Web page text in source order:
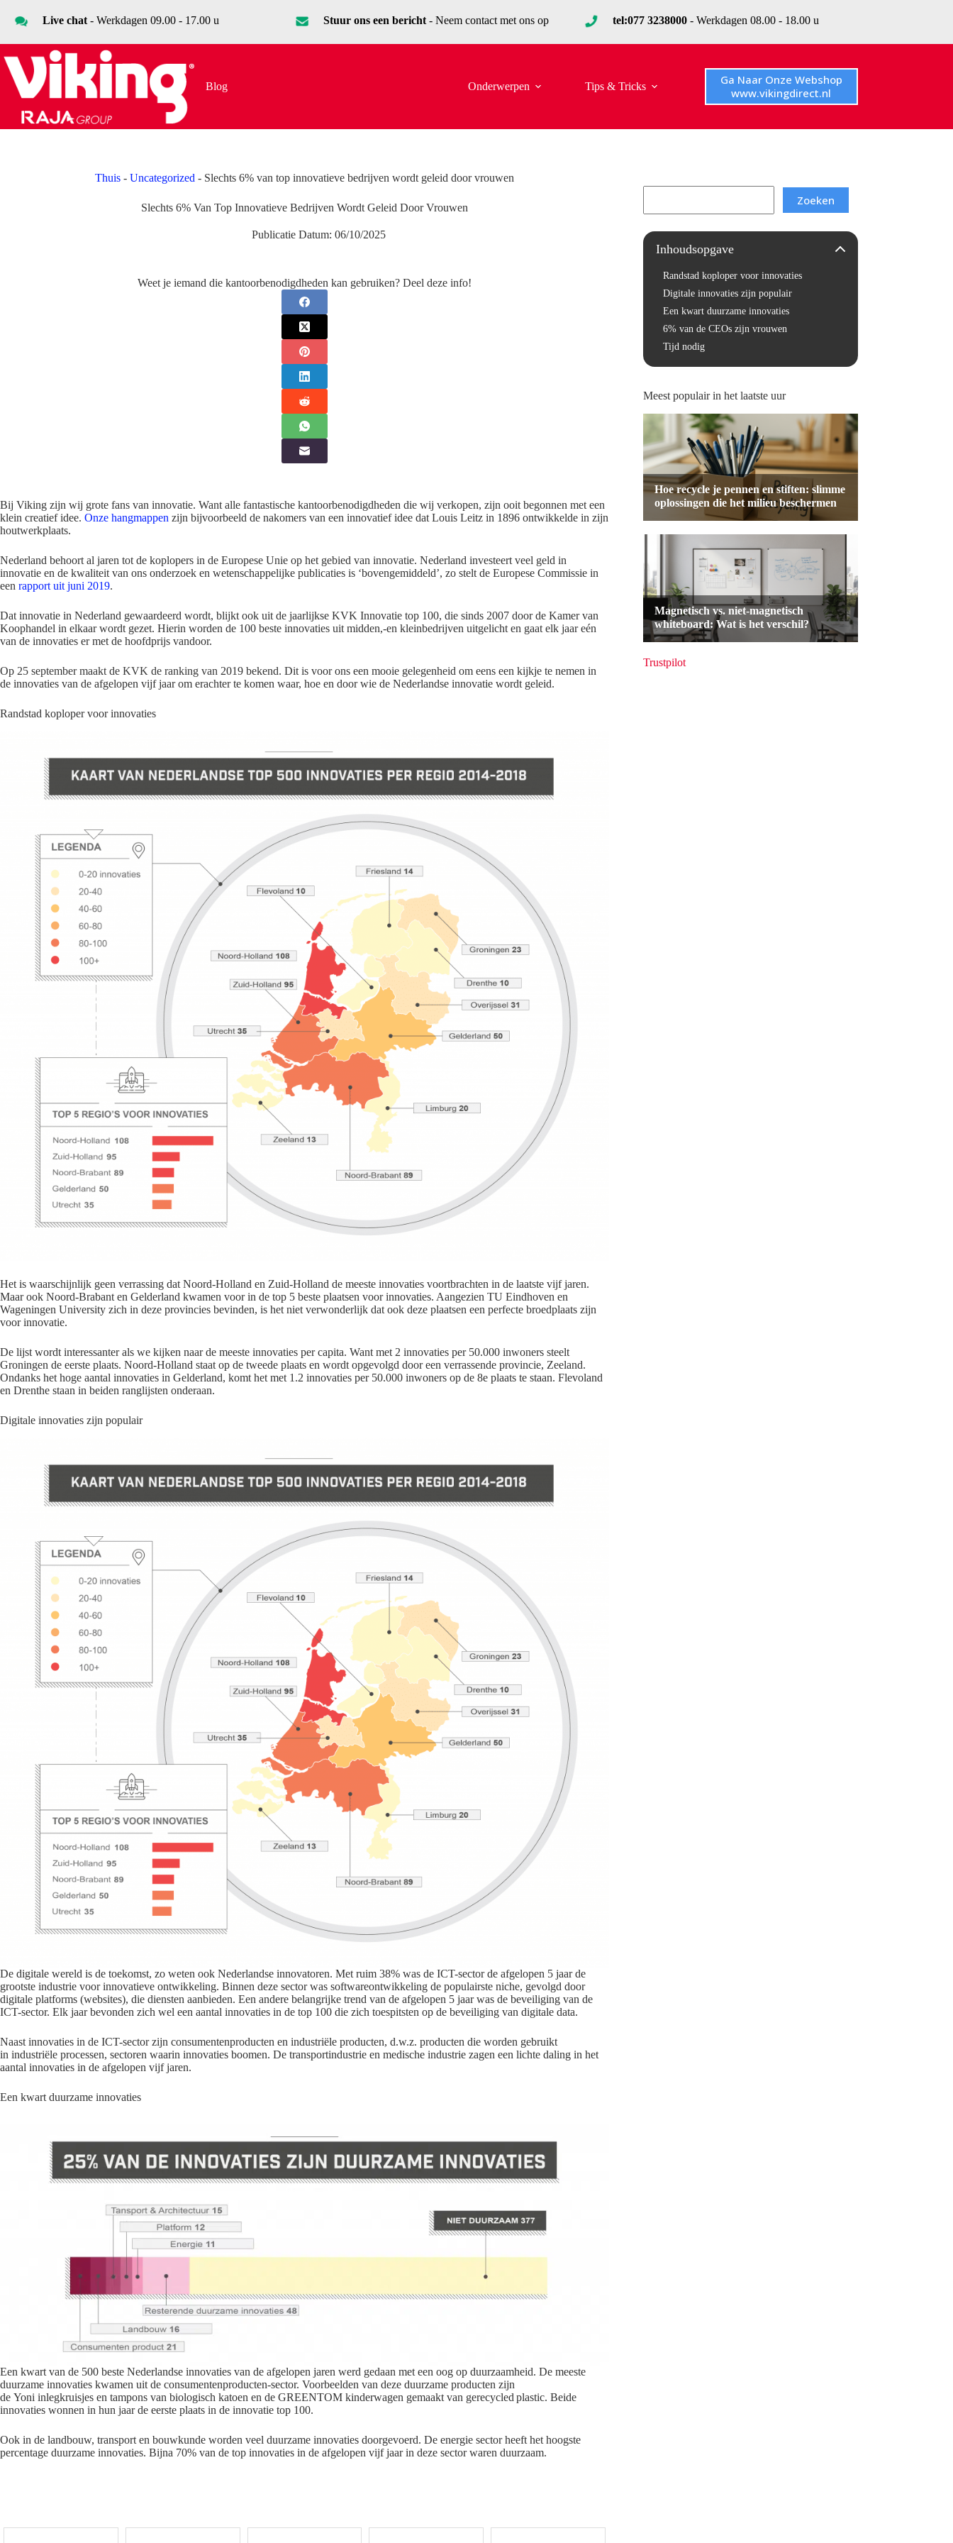
naar
inhoud
Live chat- Werkdagen 09.00 - 17.00 u Stuur ons een bericht- Neem contact met ons op tel:077 3238000- Werkdagen 08.00 - 18.00 u
Blog Onderwerpen Tips & Tricks
Ga Naar Onze Webshop
www.vikingdirect.nl
Thuis- Uncategorized - Slechts 6% van top innovatieve bedrijven wordt geleid door vrouwen
Slechts 6% Van Top Innovatieve Bedrijven Wordt Geleid Door Vrouwen
Publicatie Datum: 06/10/2025
Weet je iemand die kantoorbenodigdheden kan gebruiken? Deel deze info!
Bij Viking zijn wij grote fans van innovatie. Want alle fantastische kantoorbenodigdheden die wij verkopen, zijn ooit begonnen met een
klein creatief idee. Onze hangmappen zijn bijvoorbeeld de nakomers van een innovatief idee dat Louis Leitz in 1896 ontwikkelde in zijn
houtwerkplaats.
Nederland behoort al jaren tot de koplopers in de Europese Unie op het gebied van innovatie. Nederland investeert veel geld in
innovatie en de kwaliteit van ons onderzoek en wetenschappelijke publicaties is ‘bovengemiddeld’, zo stelt de Europese Commissie in
een rapport uit juni 2019.
Dat innovatie in Nederland gewaardeerd wordt, blijkt ook uit de jaarlijkse KVK Innovatie top 100, die sinds 2007 door de Kamer van
Koophandel in elkaar wordt gezet. Hierin worden de 100 beste innovaties uit midden,-en kleinbedrijven uitgelicht en gaat elk jaar eén
van de innovaties er met de hoofdprijs vandoor.
Op 25 september maakt de KVK de ranking van 2019 bekend. Dit is voor ons een mooie gelegenheid om eens een kijkje te nemen in
de innovaties van de afgelopen vijf jaar om erachter te komen waar, hoe en door wie de Nederlandse innovatie wordt geleid.
Randstad koploper voor innovaties
Het is waarschijnlijk geen verrassing dat Noord-Holland en Zuid-Holland de meeste innovaties voortbrachten in de laatste vijf jaren.
Maar ook Noord-Brabant en Gelderland kwamen voor in de top 5 beste plaatsen voor innovaties. Aangezien TU Eindhoven en
Wageningen University zich in deze provincies bevinden, is het niet verwonderlijk dat ook deze plaatsen een perfecte broedplaats zijn
voor innovatie.
De lijst wordt interessanter als we kijken naar de meeste innovaties per capita. Want met 2 innovaties per 50.000 inwoners steelt
Groningen de eerste plaats. Noord-Holland staat op de tweede plaats en wordt opgevolgd door een verrassende provincie, Zeeland.
Ondanks het hoge aantal innovaties in Gelderland, komt het met 1.2 innovaties per 50.000 inwoners op de 8e plaats te staan. Flevoland
en Drenthe staan in beiden ranglijsten onderaan.
Digitale innovaties zijn populair
De digitale wereld is de toekomst, zo weten ook Nederlandse innovatoren. Met ruim 38% was de ICT-sector de afgelopen 5 jaar de
grootste industrie voor innovatieve ontwikkeling. Binnen deze sector was softwareontwikkeling de populairste niche, gevolgd door
digitale platforms (websites), die diensten aanbieden. Een andere belangrijke trend van de afgelopen 5 jaar was de beveiliging van de
ICT-sector. Elk jaar bevonden zich wel een aantal innovaties in de top 100 die zich toespitsten op de beveiliging van digitale data.
Naast innovaties in de ICT-sector zijn consumentenproducten en industriële producten, d.w.z. producten die worden gebruikt
in industriële processen, sectoren waarin innovaties boomen. De transportindustrie en medische industrie zagen een lichte daling in het
aantal innovaties in de afgelopen vijfjaren.
Een kwart duurzame innovaties
Een kwart van de 500 beste Nederlandse innovaties van de afgelopen jaren werd gedaan met een oog op duurzaamheid. De meeste
duurzame innovaties kwamen uit de consumentenproducten-sector. Voorbeelden van deze duurzame producten zijn
de Yoni inlegkruisjes en tampons van biologisch katoen en de GREENTOM kinderwagen gemaakt van gerecycled plastic. Beide
innovaties wonnen in hun jaar de eerste plaats in de innovatie top 100.
Ook in de landbouw, transport en bouwkunde worden veel duurzame innovaties doorgevoerd. De energie sectorheeft het hoogste
percentage duurzame innovaties. Bijna 70% van de top innovaties in de afgelopen vijf jaarin deze sector waren duurzaam.
Zoeken
Inhoudsopgave
Randstad koploper voor innovaties
Digitale innovaties zijn populair
Een kwart duurzame innovaties
6% van de CEOs zijn vrouwen
Tijd nodig
Meest populair in het laatste uur
Trustpilot